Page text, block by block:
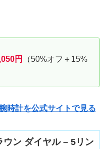
円
（50%オフ＋15%
時計を公式サイトで見る
ン ダイヤル – 5リン